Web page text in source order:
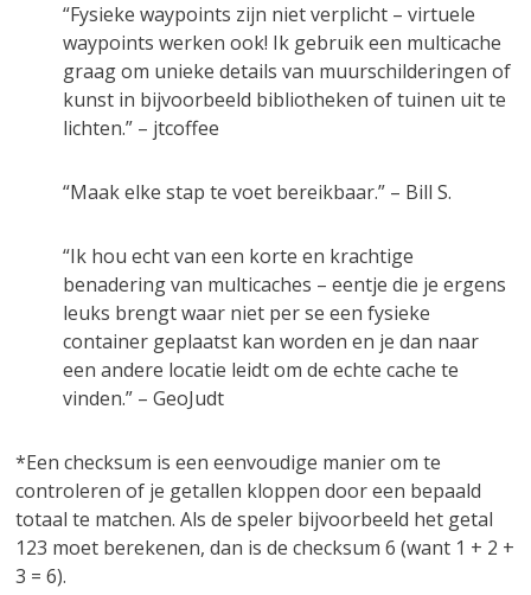
“Fysieke waypoints zijn niet verplicht – virtuele
waypoints werken ook! Ik gebruik een multicache
graag om unieke details van muurschilderingen of
kunst in bijvoorbeeld bibliotheken of tuinen uit te
lichten.” – jtcoffee
“Maak elke stap te voet bereikbaar.” – Bill S.
“Ik hou echt van een korte en krachtige
benadering van multicaches – eentje die je ergens
leuks brengt waar niet per se een fysieke
container geplaatst kan worden en je dan naar
een andere locatie leidt om de echte cache te
vinden.” – GeoJudt
*Een checksum is een eenvoudige manier om te
controleren of je getallen kloppen door een bepaald
totaal te matchen. Als de speler bijvoorbeeld het getal
123 moet berekenen, dan is de checksum 6 (want 1 + 2 +
3 = 6).